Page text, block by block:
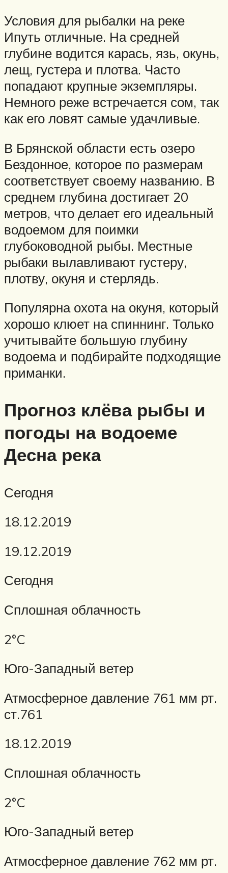
Условия для рыбалки на реке
Ипуть отличные. На средней
глубине водится карась, язь, окунь,
лещ, густера и плотва. Часто
попадают крупные экземпляры.
Немного реже встречается сом, так
как его ловят самые удачливые.
В Брянской области есть озеро
Бездонное, которое по размерам
соответствует своему названию. В
среднем глубина достигает 20
метров, что делает его идеальный
водоемом для поимки
глубоководной рыбы. Местные
рыбаки вылавливают густеру,
плотву, окуня и стерлядь.
Популярна охота на окуня, который
хорошо клюет на спиннинг. Только
учитывайте большую глубину
водоема и подбирайте подходящие
приманки.
Прогноз клёва рыбы и
погоды на водоеме
Десна река
Сегодня
18.12.2019
19.12.2019
Сегодня
Сплошная облачность
2°C
Юго-Западный ветер
Атмосферное давление 761 мм рт.
ст.761
18.12.2019
Сплошная облачность
2°C
Юго-Западный ветер
Атмосферное давление 762 мм рт.